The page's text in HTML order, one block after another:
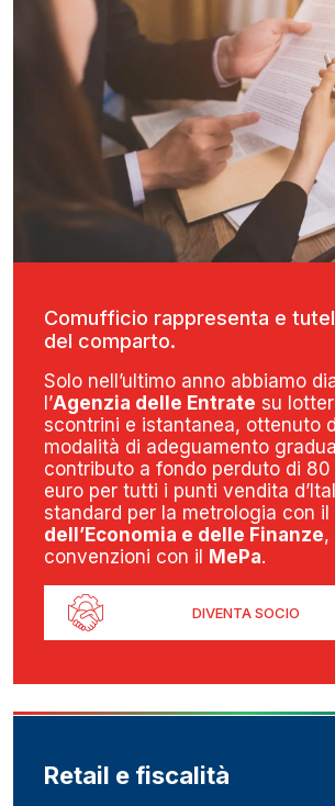
Comufficio rappresenta e
del comparto.
Solo nell’ultimo anno abbiamo
l’Agenzia delle Entrate su
scontrini e istantanea, ottenuto
modalità di adeguamento
contributo a fondo perduto di 80
euro per tutti i punti vendita
standard per la metrologia con il
dell’Economia e delle Finanze,
convenzioni con il
MePa.
DIVENTA SOCIO
Retail e fiscalità